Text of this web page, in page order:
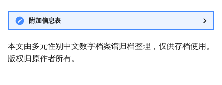
附加信息表
本文由多元性别中文数字档案馆归档整理，仅供存档使用。
版权归原作者所有。